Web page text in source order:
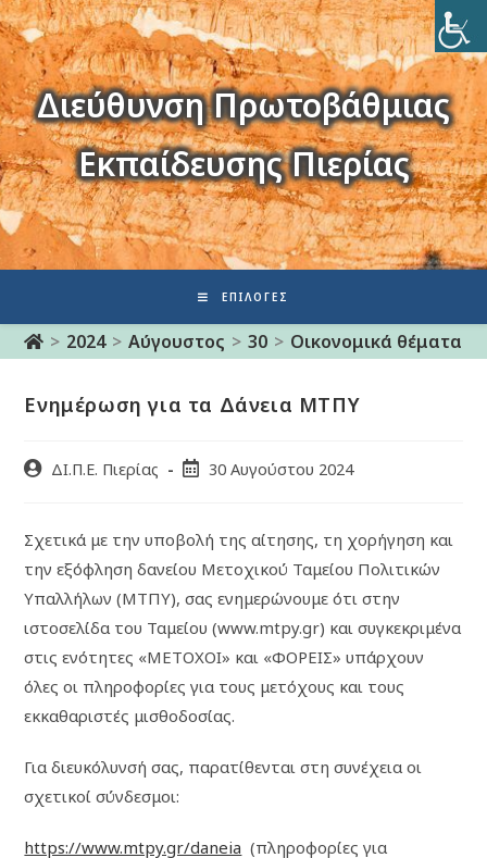
Διεύθυνση Πρωτοβάθμιας
Εκπαίδευσης Πιερίας
ΕΠΙΛΟΓΈΣ
> 2024 > Αύγουστος > 30 > Οικονομικά θέματα
Ενημέρωση για τα Δάνεια ΜΤΠΥ
ΔΙ.Π.Ε. Πιερίας 30 Αυγούστου 2024
Σχετικά με την υποβολή της αίτησης, τη χορήγηση και
την εξόφληση δανείου Μετοχικού Ταμείου Πολιτικών
Υπαλλήλων (ΜΤΠΥ), σας ενημερώνουμε ότι στην
ιστοσελίδα του Ταμείου (www.mtpy.gr) και συγκεκριμένα
στις ενότητες «ΜΕΤΟΧΟΙ» και «ΦΟΡΕΙΣ» υπάρχουν
όλες οι πληροφορίες για τους μετόχους και τους
εκκαθαριστές μισθοδοσίας.
Για διευκόλυνσή σας, παρατίθενται στη συνέχεια οι
σχετικοί σύνδεσμοι:
https://www.mtpy.gr/daneia (πληροφορίες για